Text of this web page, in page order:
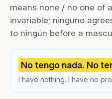
means none / no one of
invariable; ninguno
to ningún before a
No tengo nada. No
I have nothing. I have no